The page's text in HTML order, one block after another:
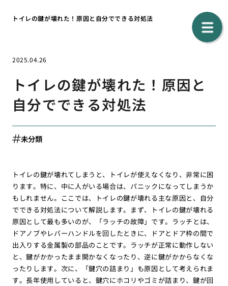
トイレの鍵が壊れた！原因と自分でできる対処法
2025.04.26
トイレの鍵が壊れた！原因と
自分でできる対処法
未分類
トイレの鍵が壊れてしまうと、トイレが使えなくなり、非常に困
ります。特に、中に人がいる場合は、パニックになってしまうか
もしれません。ここでは、トイレの鍵が壊れる主な原因と、自分
でできる対処法について解説します。まず、トイレの鍵が壊れる
原因として最も多いのが、「ラッチの故障」です。ラッチとは、
ドアノブやレバーハンドルを回したときに、ドアとドア枠の間で
出入りする金属製の部品のことです。ラッチが正常に動作しない
と、鍵がかかったまま開かなくなったり、逆に鍵がかからなくな
ったりします。次に、「鍵穴の詰まり」も原因として考えられま
す。長年使用していると、鍵穴にホコリやゴミが詰まり、鍵が回